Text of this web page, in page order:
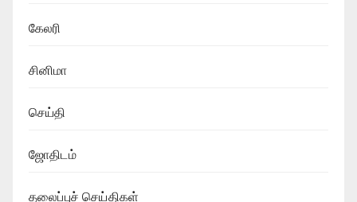
கேலரி
சினிமா
செய்தி
ஜோதிடம்
தலைப்புச் செய்திகள்